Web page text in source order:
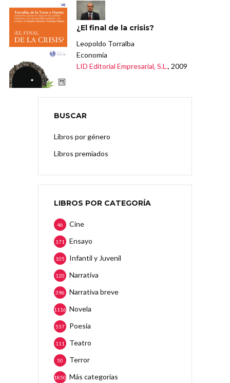
¿El final de la crisis?
Leopoldo Torralba
Economía
LID Editorial Empresarial, S.L., 2009
BUSCAR
Libros por género
Libros premiados
LIBROS POR CATEGORÍA
Cine
46
Ensayo
171
Infantil y Juvenil
105
Narrativa
120
Narrativa breve
396
Novela
1116
Poesía
537
Teatro
111
Terror
50
Más categorias
1850